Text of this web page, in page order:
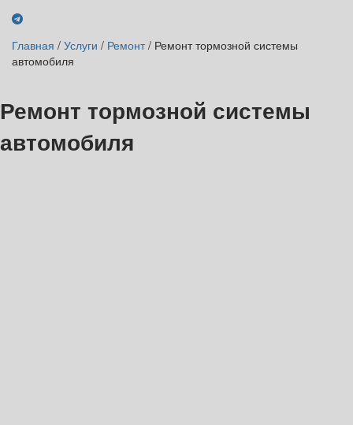
Главная / Услуги / Ремонт/ Ремонт тормозной системы
автомобиля
Ремонт тормозной системы
автомобиля